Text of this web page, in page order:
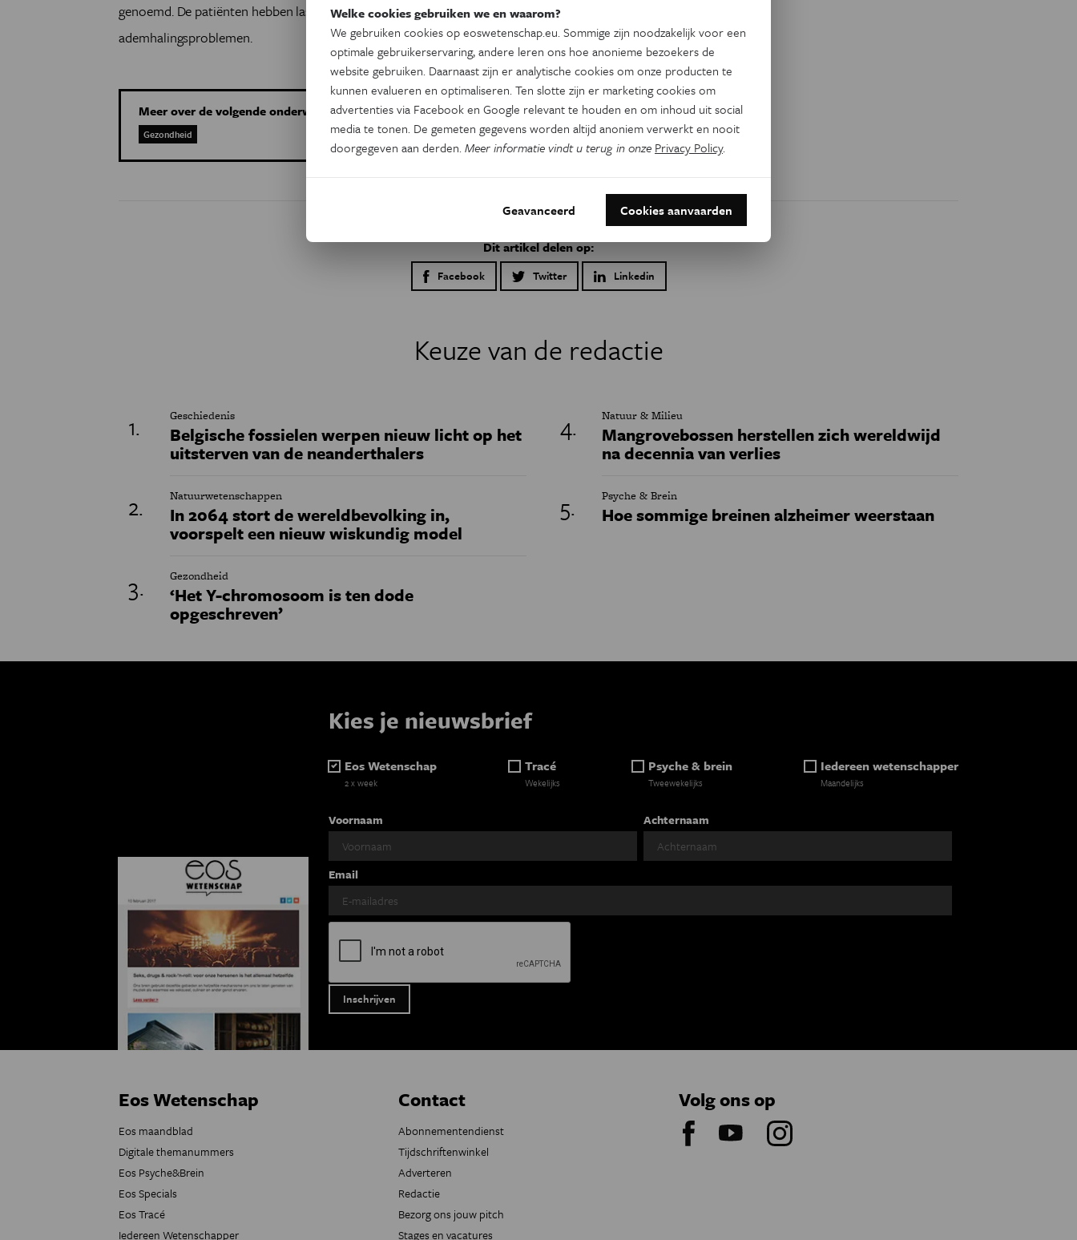
genoemd. De patiënten hebben last van koorts, hoesten, kortademigheid en
ademhalingsproblemen.
Meer over de volgende onderwerpen:
Gezondheid
Dit artikel delen op:
Facebook Twitter Linkedin
Keuze van de redactie
Geschiedenis
Belgische fossielen werpen nieuw licht op het
uitsterven van de neanderthalers
Natuurwetenschappen
In 2064 stort de wereldbevolking in,
voorspelt een nieuw wiskundig model
Gezondheid
‘Het Y-chromosoom is ten dode
opgeschreven’
Natuur & Milieu
Mangrovebossen herstellen zich wereldwijd
na decennia van verlies
Psyche & Brein
Hoe sommige breinen alzheimer weerstaan
Kies je nieuwsbrief
Eos Wetenschap
2 x week
Tracé
Wekelijks
Psyche & brein
Tweewekelijks
Iedereen wetenschapper
Maandelijks
Voornaam Achternaam
Email
Eos Wetenschap
Eos maandblad
Digitale themanummers
Eos Psyche&Brein
Eos Specials
Eos Tracé
Iedereen Wetenschapper
Contact
Abonnementendienst
Tijdschriftenwinkel
Adverteren
Redactie
Bezorg ons jouw pitch
Stages en vacatures
Volg ons op
Welke cookies gebruiken we en waarom?
We gebruiken cookies op eoswetenschap.eu. Sommige zijn noodzakelijk voor een
optimale gebruikerservaring, andere leren ons hoe anonieme bezoekers de
website gebruiken. Daarnaast zijn er analytische cookies om onze producten te
kunnen evalueren en optimaliseren. Ten slotte zijn er marketing cookies om
advertenties via Facebook en Google relevant te houden en om inhoud uit social
media te tonen. De gemeten gegevens worden altijd anoniem verwerkt en nooit
doorgegeven aan derden.Meer informatie vindt u terug in onze Privacy Policy.
Geavanceerd Cookies aanvaarden